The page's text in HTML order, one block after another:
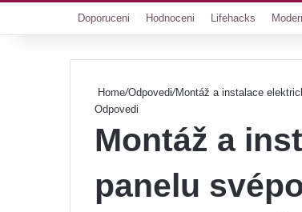
Doporuceni Hodnoceni Lifehacks
Home/Odpovedi/Montáž a instalace
Odpovedi
Montáž a
panelu